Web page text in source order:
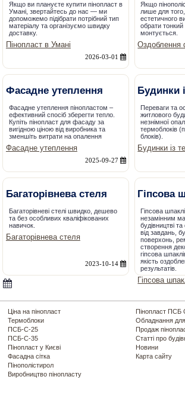
Якщо ви плануєте купити пінопласт в
Умані, звертайтесь до нас — ми
допоможемо підібрати потрібний тип
матеріалу та організуємо швидку
доставку.
Пінопласт в Умані
2026-03-01
Якщо
лише для
естетичного
обрати тонкий
монтується.
Оздоблення
Фасадне утеплення
Фасадне утеплення пінопластом –
ефективний спосіб зберегти тепло.
Купіть пінопласт для фасаду за
вигідною ціною від виробника та
зменшіть витрати на опалення
Фасадне утеплення
2025-09-27
Будинки
Переваги та
житлового
незнімної
термоблоків
блоків).
Будинки із
Багаторівнева стеля
Багаторівневі стелі швидко, дешево
та без особливих кваліфікованих
навичок.
Багаторівнева стеля
2023-10-14
Гіпсова
Гіпсова
незамінним
будівництві
від завдань,
поверхонь,
створення
гіпсова
якість
результатів.
Гіпсова
Ціна на пінопласт
Термоблоки
ПСБ-С-25
ПСБ-С-35
Пінопласт у Києві
Фасадна сітка
Пінополістирол
Виробництво пінопласту
Пінопласт ПСБ
Обладнання
Продаж
Статті про
Новини
Карта сайту